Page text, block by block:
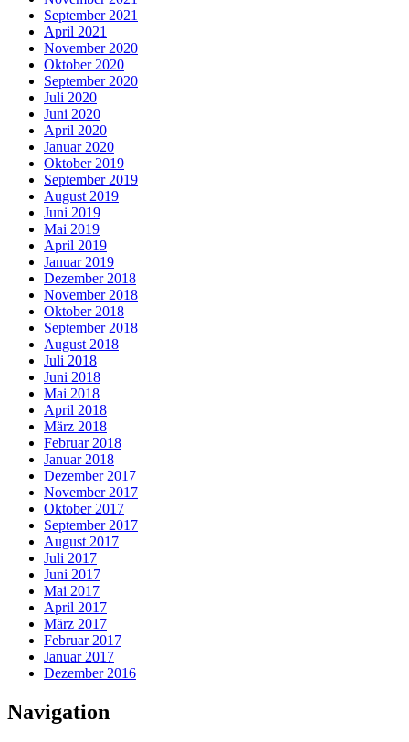
September 2021
April 2021
November 2020
Oktober 2020
September 2020
Juli 2020
Juni 2020
April 2020
Januar 2020
Oktober 2019
September 2019
August 2019
Juni 2019
Mai 2019
April 2019
Januar 2019
Dezember 2018
November 2018
Oktober 2018
September 2018
August 2018
Juli 2018
Juni 2018
Mai 2018
April 2018
März 2018
Februar 2018
Januar 2018
Dezember 2017
November 2017
Oktober 2017
September 2017
August 2017
Juli 2017
Juni 2017
Mai 2017
April 2017
März 2017
Februar 2017
Januar 2017
Dezember 2016
Navigation